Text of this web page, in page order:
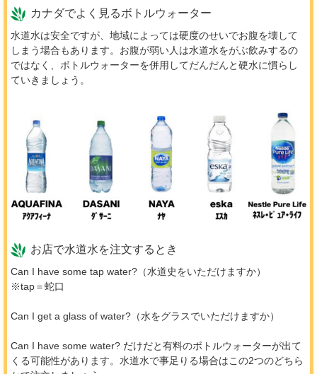
カナダでよく見るボトルウォーター
水道水は安全ですが、地域によっては硬度のせいでお腹を壊して
しまう場合もあります。お腹が弱い人は水道水をがぶ飲みするの
ではなく、ボトルウォーターを併用してだんだんと硬水に慣らし
ていきましょう。
お店で水道水を注文するとき
Can I have some tap water?（水道史をいただけますか）
※tap＝蛇口
Can I get a glass of water?（水をグラスでいただけますか）
Can I have some water? だけだと有料のボトルウォーターが出て
くる可能性があります。水道水で事足りる場合はこの2つのどちら